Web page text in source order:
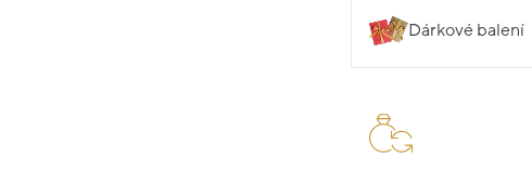
Dárkové balení